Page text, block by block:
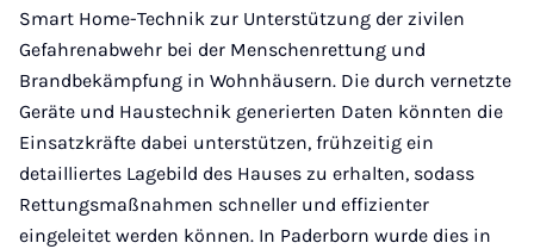
Smart Home-Technik zur Unterstützung der zivilen
Gefahrenabwehr bei der Menschenrettung und
Brandbekämpfung in Wohnhäusern. Die durch vernetzte
Geräte und Haustechnik generierten Daten könnten die
Einsatzkräfte dabei unterstützen, frühzeitig ein
detailliertes Lagebild des Hauses zu erhalten, sodass
Rettungsmaßnahmen schneller und effizienter
eingeleitet werden können. In Paderborn wurde dies in